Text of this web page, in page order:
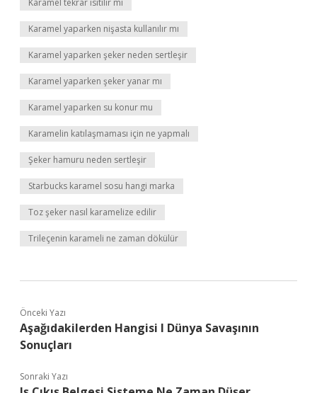
Karamel tekrar ısıtılır mı
Karamel yaparken nişasta kullanılır mı
Karamel yaparken şeker neden sertleşir
Karamel yaparken şeker yanar mı
Karamel yaparken su konur mu
Karamelin katılaşmaması için ne yapmalı
Şeker hamuru neden sertleşir
Starbucks karamel sosu hangi marka
Toz şeker nasıl karamelize edilir
Trileçenin karameli ne zaman dökülür
Önceki Yazı
Aşağıdakilerden Hangisi I Dünya Savaşının
Sonuçları
Sonraki Yazı